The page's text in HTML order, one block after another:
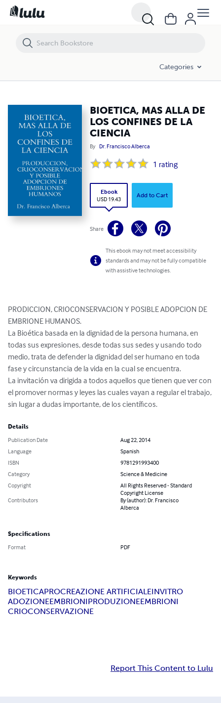
Categories
BIOETICA, MAS ALLA DE
LOS CONFINES DE LA
CIENCIA
By Dr. Francisco Alberca
1 rating
Ebook
USD 19.43
Add to Cart
Share
This ebook may not meet accessibility
standards and may not be fully compatible
with assistive technologies.
PRODICCION, CRIOCONSERVACION Y POSIBLE ADOPCION DE
EMBRIONE HUMANOS.
La Bioética basada en la dignidad de la persona humana, en
todas sus expresiones, desde todas sus sedes y usando todo
medio, trata de defender la dignidad del ser humano en toda
fase y circunstancia de la vida en la cual se encuentra.
La invitación va dirigida a todos aquellos que tienen que ver con
el promover normas y leyes las cuales vayan a regular el trabajo,
sin lugar a dudas importante, de los científicos.
Details
Publication Date
Aug 22, 2014
Language
Spanish
ISBN
9781291993400
Category
Science & Medicine
Copyright
All Rights Reserved - Standard
Copyright License
Contributors
By (author): Dr. Francisco
Alberca
Specifications
Format PDF
Keywords
BIOETICAPROCREAZIONE ARTIFICIALEINVITRO
ADOZIONEEMBRIONIPRODUZIONEEMBRIONI
CRIOCONSERVAZIONE
Report This Content to Lulu
BIOETICA, MAS ALLA DE LOS CONFINES DE LA CIENCIA